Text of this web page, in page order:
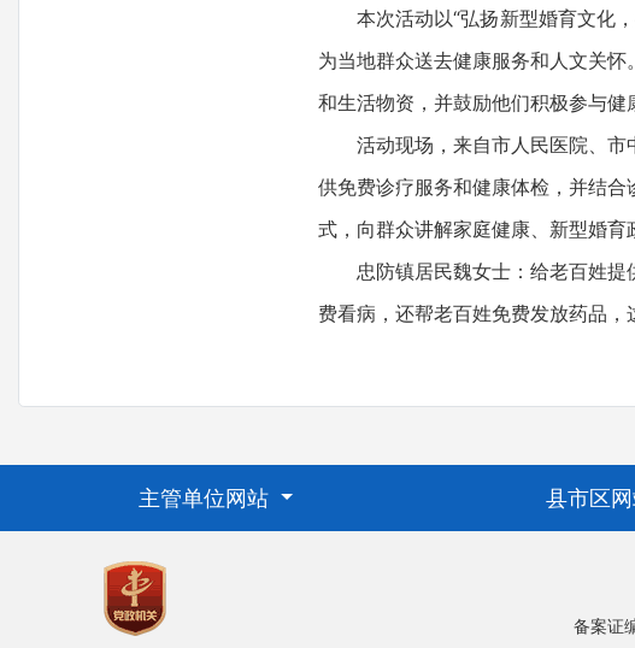
本次活动以“弘扬新型婚育文化，
为当地群众送去健康服务和人文关
和生活物资，并鼓励他们积极参与健
活动现场，来自市人民医院、市
供免费诊疗服务和健康体检，并结
式，向群众讲解家庭健康、新型婚育
忠防镇居民魏女士：给老百姓提
费看病，还帮老百姓免费发放药品，
主管单位网站 县市区
备案证